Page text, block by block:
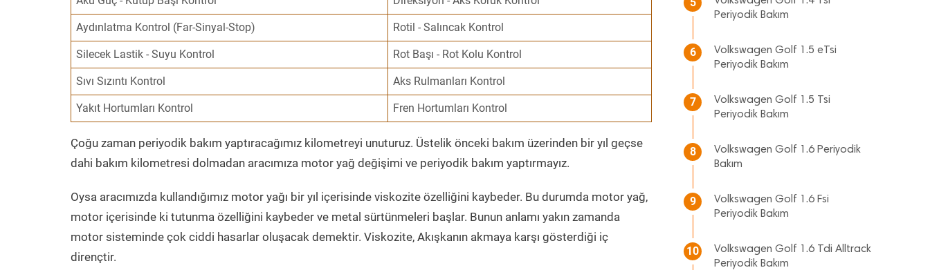
Aydınlatma Kontrol (Far-Sinyal-Stop) Rotil - Salıncak Kontrol
Silecek Lastik - Suyu Kontrol Rot Başı - Rot Kolu Kontrol
Sıvı Sızıntı Kontrol Aks Rulmanları Kontrol
Yakıt Hortumları Kontrol Fren Hortumları Kontrol
Çoğu zaman periyodik bakım yaptıracağımız kilometreyi unuturuz. Üstelik önceki bakım üzerinden bir yıl geçse
dahi bakım kilometresi dolmadan aracımıza motor yağ değişimi ve periyodik bakım yaptırmayız.
Oysa aracımızda kullandığımız motor yağı bir yıl içerisinde viskozite özelliğini kaybeder. Bu durumda motor yağ,
motor içerisinde ki tutunma özelliğini kaybeder ve metal sürtünmeleri başlar. Bunun anlamı yakın zamanda
motor sisteminde çok ciddi hasarlar oluşacak demektir. Viskozite, Akışkanın akmaya karşı gösterdiği iç
dirençtir.
Periyodik Bakım
6
Volkswagen Golf 1.5 eTsi
Periyodik Bakım
7
Volkswagen Golf 1.5 Tsi
Periyodik Bakım
8
Volkswagen Golf 1.6 Periyodik
Bakım
9
Volkswagen Golf 1.6 Fsi
Periyodik Bakım
10
Volkswagen Golf 1.6 Tdi Alltrack
Periyodik Bakım